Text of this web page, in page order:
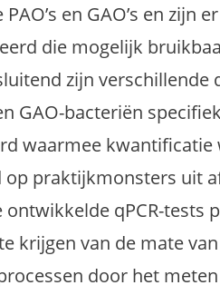
en GAO’s en zijn
die mogelijk
zijn verschillende
GAO-bacteriën
waarmee
op praktijkmonsters uit
ontwikkelde qPCR-
krijgen van de mate
door het